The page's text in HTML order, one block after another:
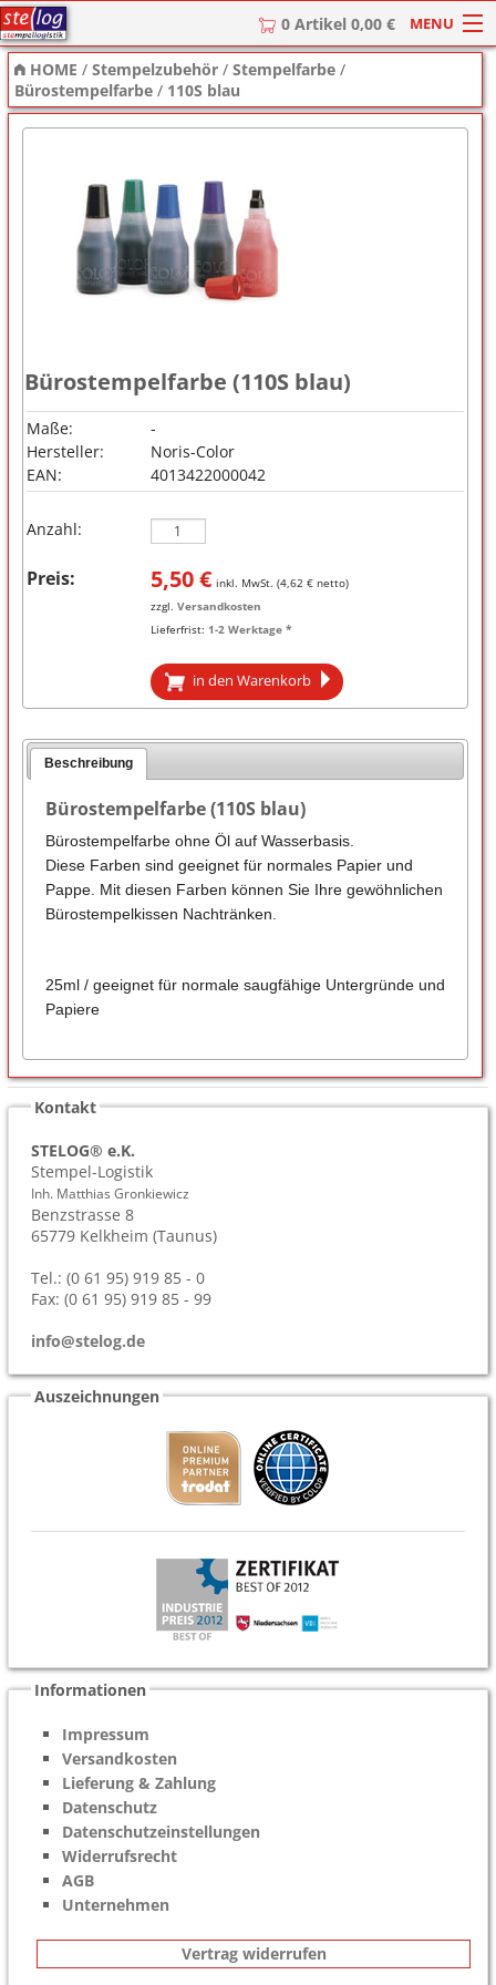
0 Artikel 0,00 € MENU
HOME
Stempel
Stempelzubehör
HOME /Stempelzubehör /Stempelfarbe /
Bürostempelfarbe / 110S blau
Bürostempelfarbe (110S blau)
Maße:
-
Hersteller:
Noris-Color
EAN:
4013422000042
Anzahl:
Preis: 5,50€ inkl. MwSt. (4,62€ netto)
zzgl. Versandkosten
Lieferfrist: 1-2 Werktage *
in den Warenkorb
Beschreibung
Bürostempelfarbe (110S blau)
Bürostempelfarbe ohne Öl auf Wasserbasis.
Diese Farben sind geeignet für normales Papier und
Pappe. Mit diesen Farben können Sie Ihre gewöhnlichen
Bürostempelkissen Nachtränken.
25ml / geeignet für normale saugfähige Untergründe und
Papiere
Kontakt
STELOG® e.K.
Stempel-Logistik
Inh. Matthias Gronkiewicz
Benzstrasse 8
65779 Kelkheim (Taunus)
Tel.: (0 61 95) 919 85 - 0
Fax: (0 61 95) 919 85 - 99
info@stelog.de
Auszeichnungen
Informationen
Impressum
Versandkosten
Lieferung & Zahlung
Datenschutz
Datenschutzeinstellungen
Widerrufsrecht
AGB
Unternehmen
Vertrag widerrufen